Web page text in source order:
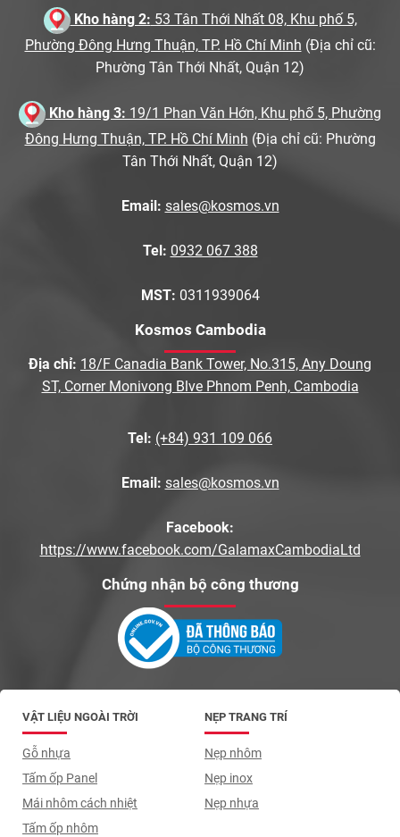
Kho hàng 2: 53 Tân Thới Nhất 08, Khu phố 5,
Phường Đông Hưng Thuận, TP. Hồ Chí Minh (Địa chỉ cũ:
Phường Tân Thới Nhất, Quận 12)
Kho hàng 3: 19/1 Phan Văn Hớn, Khu phố 5, Phường
Đông Hưng Thuận, TP. Hồ Chí Minh (Địa chỉ cũ: Phường
Tân Thới Nhất, Quận 12)
Email: sales@kosmos.vn
Tel: 0932 067 388
MST: 0311939064
Kosmos Cambodia
Địa chỉ: 18/F Canadia Bank Tower, No.315, Any Doung
ST, Corner Monivong Blve Phnom Penh, Cambodia
Tel: (+84) 931 109 066
Email: sales@kosmos.vn
Facebook:
https://www.facebook.com/GalamaxCambodiaLtd
Chứng nhận bộ công thương
VẬT LIỆU NGOÀI TRỜI
Gỗ nhựa
Tấm ốp Panel
Mái nhôm cách nhiệt
Tấm ốp nhôm
NẸP TRANG TRÍ
Nẹp nhôm
Nẹp inox
Nẹp nhựa